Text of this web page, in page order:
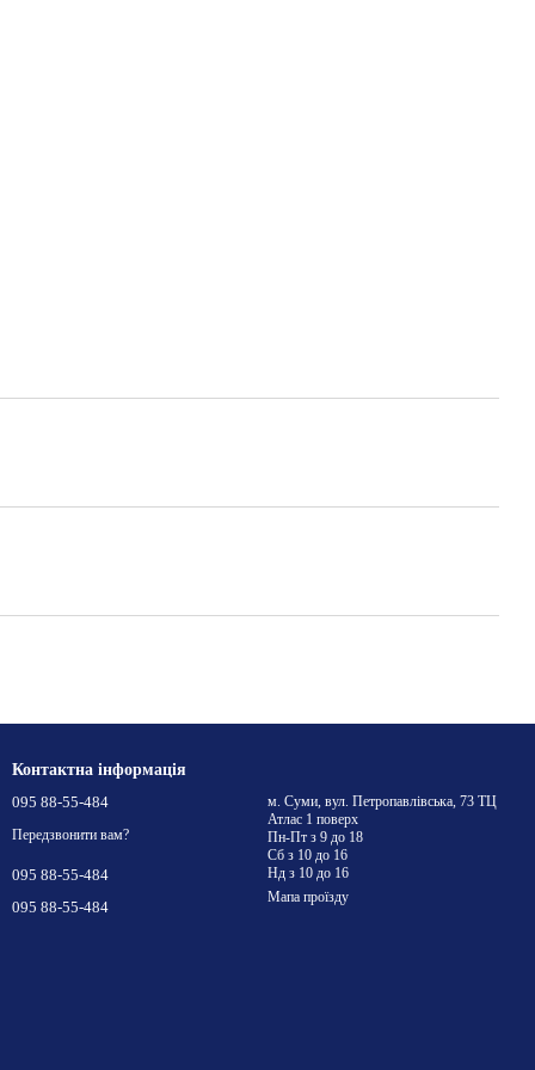
Контактна інформація
095 88-55-484
Передзвонити вам?
095 88-55-484
095 88-55-484
м. Суми, вул. Петропавлівська, 73 ТЦ
Атлас 1 поверх
Пн-Пт з 9 до 18
Сб з 10 до 16
Нд з 10 до 16
Мапа проїзду